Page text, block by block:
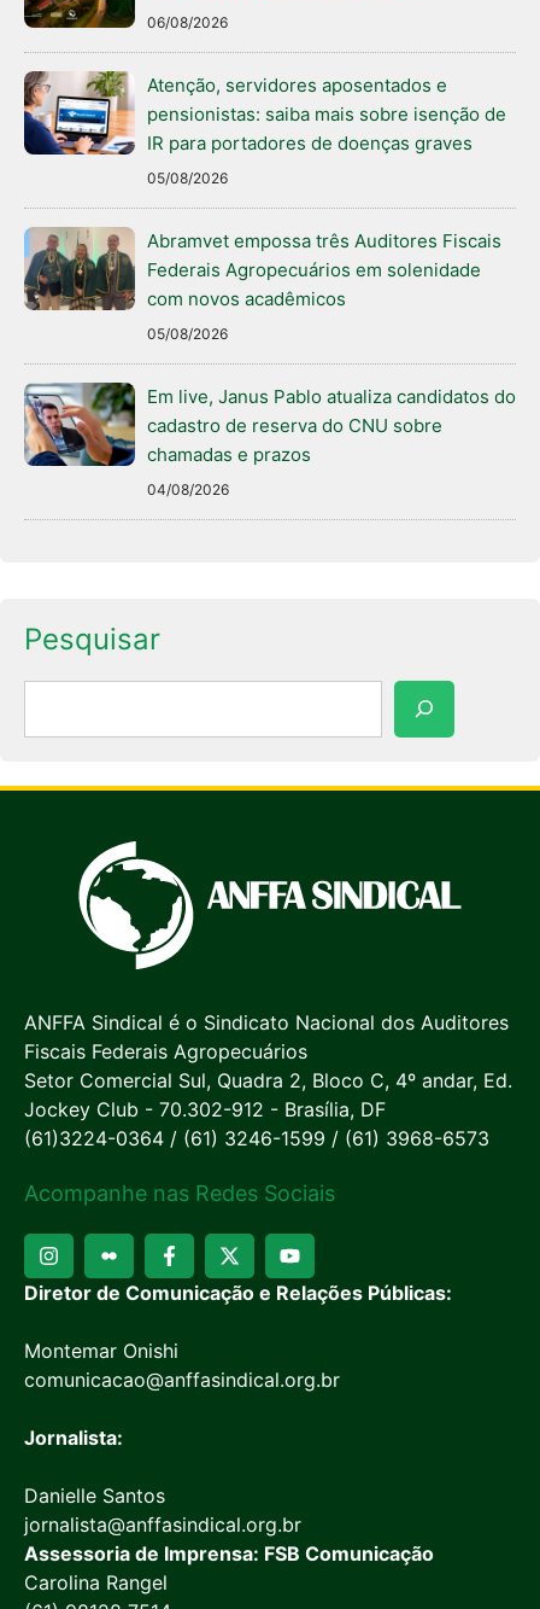
06/08/2026
Atenção, servidores aposentados e
pensionistas: saiba mais sobre isenção de
IR para portadores de doenças graves
05/08/2026
Abramvet empossa três Auditores Fiscais
Federais Agropecuários em solenidade
com novos acadêmicos
05/08/2026
Em live, Janus Pablo atualiza candidatos do
cadastro de reserva do CNU sobre
chamadas e prazos
04/08/2026
Pesquisar
ANFFA Sindical é o Sindicato Nacional dos Auditores
Fiscais Federais Agropecuários
Setor Comercial Sul, Quadra 2, Bloco C, 4º andar, Ed.
Jockey Club - 70.302-912 - Brasília, DF
(61)3224-0364 / (61) 3246-1599 / (61) 3968-6573
Acompanhe nas Redes Sociais
Diretor de Comunicação e Relações Públicas:
Montemar Onishi
comunicacao@anffasindical.org.br
Jornalista:
Danielle Santos
jornalista@anffasindical.org.br
Assessoria de Imprensa: FSB Comunicação
Carolina Rangel